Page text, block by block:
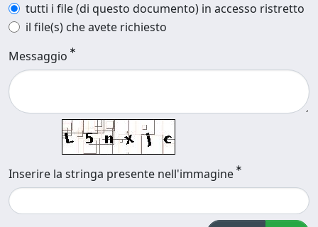
tutti i file (di questo documento) in accesso ristretto
il file(s) che avete richiesto
Messaggio
Inserire la stringa presente nell'immagine